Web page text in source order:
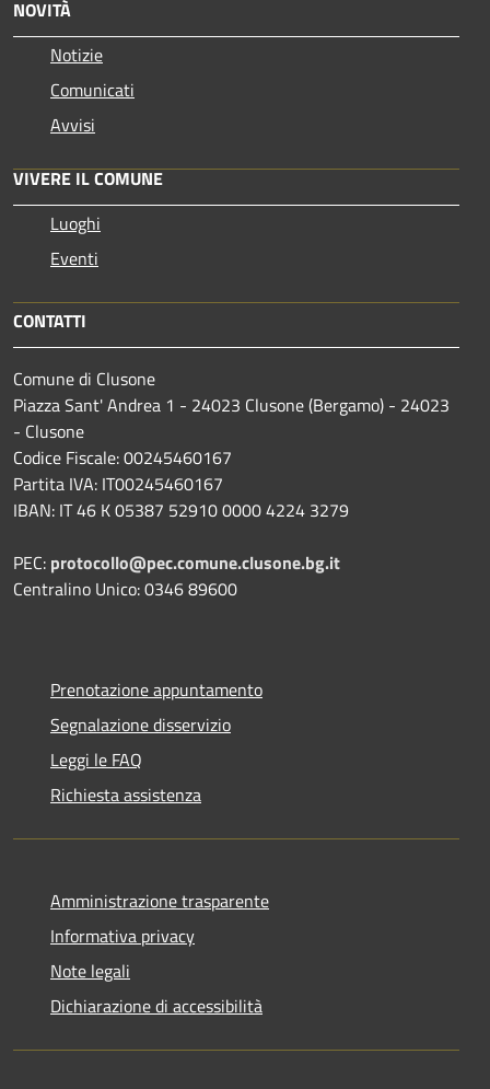
NOVITÀ
Notizie
Comunicati
Avvisi
VIVERE IL COMUNE
Luoghi
Eventi
CONTATTI
Comune di Clusone
Piazza Sant' Andrea 1 - 24023 Clusone (Bergamo) - 24023
- Clusone
Codice Fiscale: 00245460167
Partita IVA: IT00245460167
IBAN: IT 46 K 05387 52910 0000 4224 3279
PEC: protocollo@pec.comune.clusone.bg.it
Centralino Unico: 0346 89600
Prenotazione appuntamento
Segnalazione disservizio
Leggi le FAQ
Richiesta assistenza
Amministrazione trasparente
Informativa privacy
Note legali
Dichiarazione di accessibilità